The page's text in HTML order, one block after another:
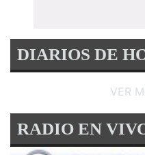
DIARIOS DE
VER
RADIO EN